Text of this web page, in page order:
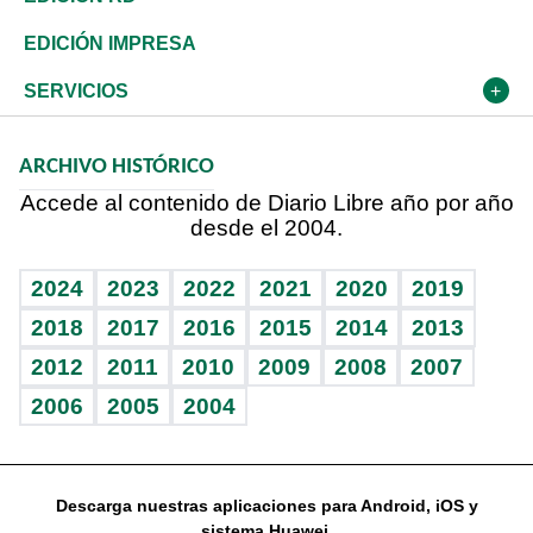
Caribe
Resto del mundo
Global y variable
Economía personal
Novedades
Podcast Arte Libre
Vida y familia
Eñe
Celebrando la vida
Sin complejos
En pocas palabras
Escuchando al corazón
Olimpismo
Más deportes
BRV
TBT Deportivo
En Directo
Frente al Statu Quo
Ágora
Despertando al gigante
Cambio climático
Deportes
Opinión
Hecho en casa
Guía del dinero
EDICIÓN IMPRESA
SERVICIOS
Cumpleaños
Horóscopos
ARCHIVO HISTÓRICO
Accede al contenido de Diario Libre año por año
desde el 2004.
2024 2023 2022 2021 2020
2019
2018
2017 2016 2015 2014
2013
2012
2011 2010 2009 2008
2007
2006
2005 2004
Descarga nuestras aplicaciones para Android, iOS y